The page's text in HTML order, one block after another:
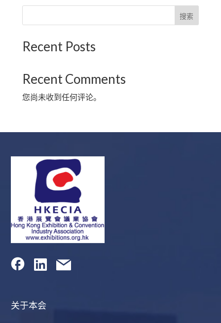
搜索
Recent Posts
Recent Comments
您尚未收到任何评论。
关于本会